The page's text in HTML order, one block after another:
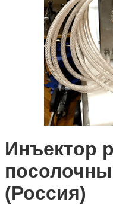
Инъектор
(Россия)